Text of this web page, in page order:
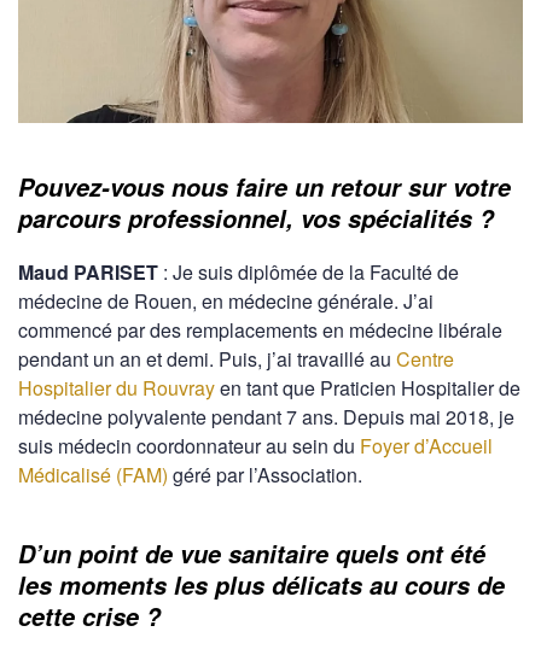
Pouvez-vous nous faire un retour sur votre
parcours professionnel, vos spécialités ?
Maud PARISET : Je suis diplômée de la Faculté de
médecine de Rouen, en médecine générale. J’ai
commencé par des remplacements en médecine libérale
pendant un an et demi. Puis, j’ai travaillé au Centre
Hospitalier du Rouvrayen tant que Praticien Hospitalier de
médecine polyvalente pendant 7 ans. Depuis mai 2018, je
suis médecin coordonnateur au sein du Foyer d’Accueil
Médicalisé (FAM) géré par l’Association.
D’un point de vue sanitaire quels ont été
les moments les plus délicats au cours de
cette crise ?